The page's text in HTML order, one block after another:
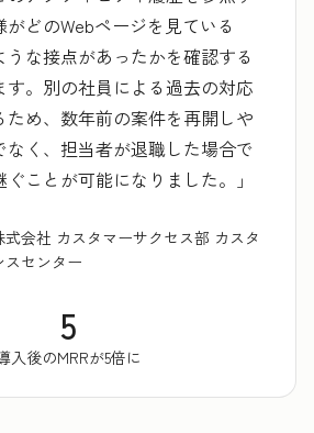
どのWebページを見ている
うな接点があったかを確認する
す。別の社員による過去の対応
ため、数年前の案件を再開しや
なく、担当者が退職した場合で
ことが可能になりました。」
式会社 カスタマーサクセス部 カスタ
センター
5
入後のMRRが5倍に